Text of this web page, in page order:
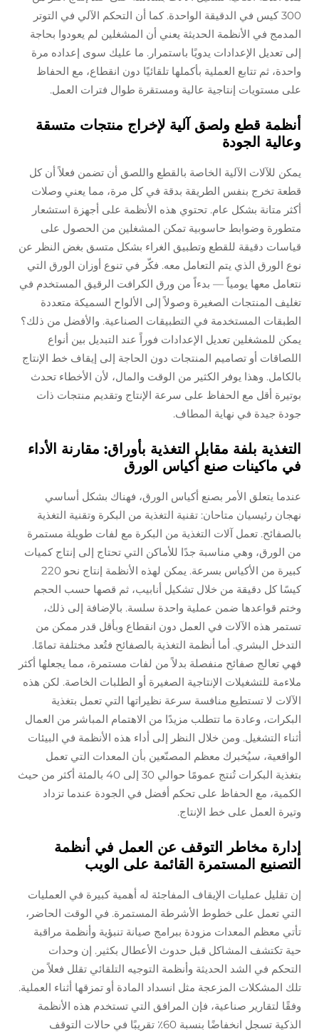
300 كيس في الدقيقة الواحدة. كما أن التحكم الآلي في التوتر
المدمج في الأنظمة الحديثة يعني أن المشغلين لم يعودوا بحاجة
إلى تعديل الإعدادات يدويًا باستمرار. ما عليك سوى إعداده مرة
واحدة، ثم تتابع العملية بأكملها تلقائيًا دون انقطاع، مع الحفاظ
على مستويات إنتاجية عالية ومستقرة طوال فترات العمل.
أنظمة قطع ولصق آلية لإخراج منتجات متسقة
وعالية الجودة
يمكن للآلات الآلية الخاصة بالقطع واللصق أن تضمن فعلاً أن كل
قطعة تخرج بنفس الطريقة بدقة في كل مرة، مما يعني وصلات
أكثر متانة بشكل عام. تحتوي هذه الأنظمة على أجهزة استشعار
متطورة وضوابط حاسوبية تمكن المشغلين من الحصول على
قياسات دقيقة للقطع وتطبيق الغراء بشكل متسق بغض النظر عن
نوع الورق الذي يتم التعامل معه. فكّر في تنوع أوزان الورق التي
نتعامل معها يومياً — بدءاً من ورق الكرافت الرقيق المستخدم في
تغليف المنتجات الصغيرة وصولاً إلى الألواح السميكة متعددة
الطبقات المستخدمة في التطبيقات الصناعية. والأفضل من ذلك؟
يمكن للمشغلين تعديل الإعدادات فوراً عند التبديل بين أنواع
اللصاقات أو تصاميم المنتجات دون الحاجة إلى إيقاف خط الإنتاج
بالكامل. وهذا يوفر الكثير من الوقت والمال، لأن الأخطاء تحدث
بوتيرة أقل مع الحفاظ على سرعة الإنتاج وتقديم منتجات ذات
جودة جيدة في نهاية المطاف.
التغذية بلفة مقابل التغذية بأوراق: مقارنة الأداء
في ماكينات صنع أكياس الورق
عندما يتعلق الأمر بصنع أكياس الورق، فهناك بشكل أساسي
نهجان رئيسيان متاحان: تقنية التغذية من البكرة وتقنية التغذية
بالصفائح. تعمل آلات التغذية من البكرة مع لفات طويلة مستمرة
من الورق، وهي مناسبة جدًا للأماكن التي تحتاج إلى إنتاج كميات
كبيرة من الأكياس بسرعة. يمكن لهذه الأنظمة إنتاج نحو 220
كيسًا كل دقيقة من خلال تشكيل أنابيب، ثم قصها حسب الحجم
وختم قواعدها ضمن عملية واحدة سلسة. بالإضافة إلى ذلك،
تستمر هذه الآلات في العمل دون انقطاع وبأقل قدر ممكن من
التدخل البشري. أما أنظمة التغذية بالصفائح فتُعد مختلفة تمامًا.
فهي تعالج صفائح منفصلة بدلاً من لفات مستمرة، مما يجعلها أكثر
ملاءمة للتشغيلات الإنتاجية الصغيرة أو الطلبات الخاصة. لكن هذه
الآلات لا تستطيع منافسة سرعة نظيراتها التي تعمل بتغذية
البكرات، وعادة ما تتطلب مزيدًا من الاهتمام المباشر من العمال
أثناء التشغيل. ومن خلال النظر إلى أداء هذه الأنظمة في البيئات
الواقعية، سيُخبرك معظم المصنّعين بأن المعدات التي تعمل
بتغذية البكرات تُنتج عمومًا حوالي 30 إلى 40 بالمئة أكثر من حيث
الكمية، مع الحفاظ على تحكم أفضل في الجودة عندما تزداد
وتيرة العمل على خط الإنتاج.
إدارة مخاطر التوقف عن العمل في أنظمة
التصنيع المستمرة القائمة على الويب
إن تقليل عمليات الإيقاف المفاجئة له أهمية كبيرة في العمليات
التي تعمل على خطوط الأشرطة المستمرة. في الوقت الحاضر،
تأتي معظم المعدات مزودة ببرامج صيانة تنبؤية وأنظمة مراقبة
حية تكتشف المشاكل قبل حدوث الأعطال بكثير. إن وحدات
التحكم في الشد الحديثة وأنظمة التوجيه التلقائي تقلل فعلاً من
تلك المشكلات المزعجة مثل انسداد المادة أو تمزقها أثناء العملية.
وفقًا لتقارير صناعية، فإن المرافق التي تستخدم هذه الأنظمة
الذكية تسجل انخفاضًا بنسبة 60٪ تقريبًا في حالات التوقف